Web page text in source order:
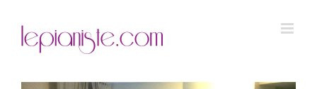
contenu